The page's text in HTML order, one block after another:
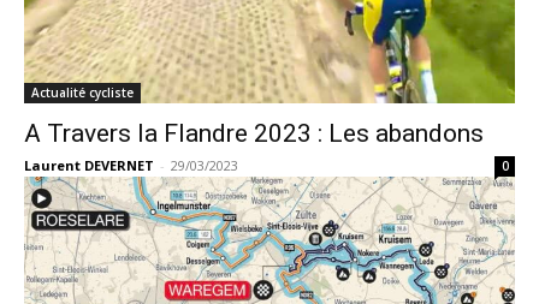
Actualité cycliste
A Travers la Flandre 2023 : Les abandons
Laurent DEVERNET - 29/03/2023 0